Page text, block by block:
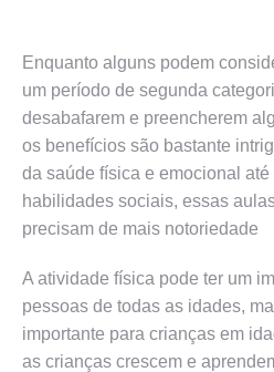
Enquanto alguns podem
um período de segunda
desabafarem e preencherem
os benefícios são bastante
da saúde física e emocional até
habilidades sociais, essas
precisam de mais notoriedade
A atividade física pode ter um
pessoas de todas as idades,
importante para crianças em
as crianças crescem e